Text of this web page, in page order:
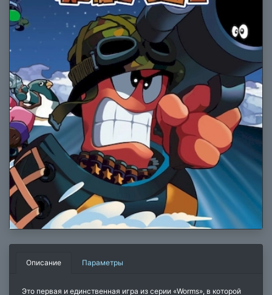
Описание Параметры
Это первая и единственная игра из серии «Worms», в которой